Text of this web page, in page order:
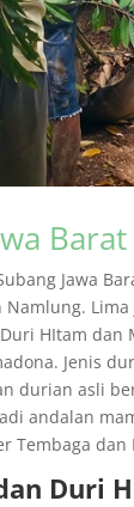
Barat
Jawa
HItam dan
Jenis
durian asli
andalan
Tembaga
Duri